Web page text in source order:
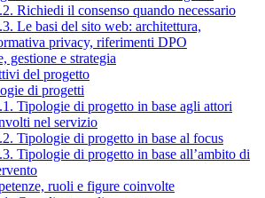
Richiedi il consenso quando necessario
Le basi del sito web: architettura,
privacy, riferimenti DPO
gestione e strategia
del progetto
di progetti
Tipologie di progetto in base agli attori
nel servizio
Tipologie di progetto in base al focus
Tipologie di progetto in base all’ambito di
ruoli e figure coinvolte